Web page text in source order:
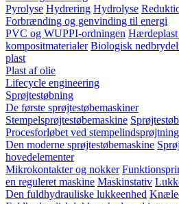
Pyrolyse Hydrering Hydrolyse
Forbrænding og genvinding til energi
PVC og WUPPI-ordningen Hærdeplast
kompositmaterialer Biologisk
plast
Plast af olie
Lifecycle engineering
Sprøjtestøbning
De første sprøjtestøbemaskiner
Stempelsprøjtestøbemaskine
Procesforløbet ved stempelindsprøjtning
Den moderne sprøjtestøbemaskine
hovedelementer
Mikrokontakter og nokker
en reguleret maskine Maskinstativ
Den fuldhydrauliske lukkeenhed